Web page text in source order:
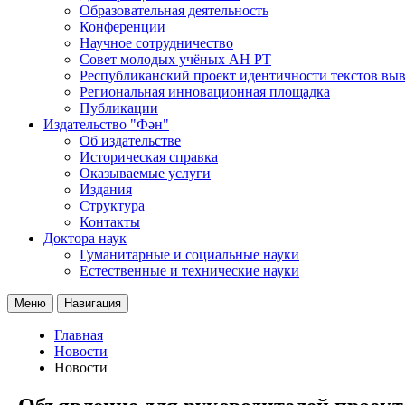
Образовательная деятельность
Конференции
Научное сотрудничество
Совет молодых учёных АН РТ
Республиканский проект идентичности текстов
Региональная инновационная площадка
Публикации
Издательство "Фән"
Об издательстве
Историческая справка
Оказываемые услуги
Издания
Структура
Контакты
Доктора наук
Гуманитарные и социальные науки
Естественные и технические науки
Меню Навигация
Главная
Новости
Новости